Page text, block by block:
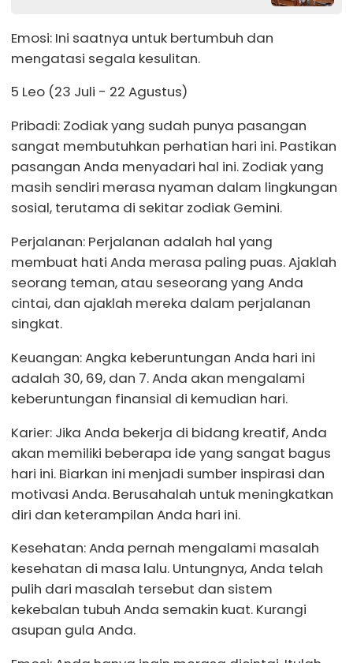
Emosi: Ini saatnya untuk bertumbuh dan
mengatasi segala kesulitan.
5 Leo (23 Juli - 22 Agustus)
Pribadi: Zodiak yang sudah punya pasangan
sangat membutuhkan perhatian hari ini. Pastikan
pasangan Anda menyadari hal ini. Zodiak yang
masih sendiri merasa nyaman dalam lingkungan
sosial, terutama di sekitar zodiak Gemini.
Perjalanan: Perjalanan adalah hal yang
membuat hati Anda merasa paling puas. Ajaklah
seorang teman, atau seseorang yang Anda
cintai, dan ajaklah mereka dalam perjalanan
singkat.
Keuangan: Angka keberuntungan Anda hari ini
adalah 30, 69, dan 7. Anda akan mengalami
keberuntungan finansial di kemudian hari.
Karier: Jika Anda bekerja di bidang kreatif, Anda
akan memiliki beberapa ide yang sangat bagus
hari ini. Biarkan ini menjadi sumber inspirasi dan
motivasi Anda. Berusahalah untuk meningkatkan
diri dan keterampilan Anda hari ini.
Kesehatan: Anda pernah mengalami masalah
kesehatan di masa lalu. Untungnya, Anda telah
pulih dari masalah tersebut dan sistem
kekebalan tubuh Anda semakin kuat. Kurangi
asupan gula Anda.